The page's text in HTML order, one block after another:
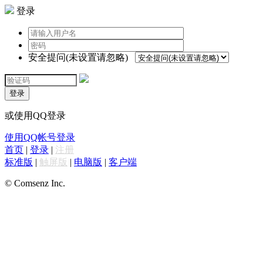
登录
安全提问(未设置请忽略)
登录
或使用QQ登录
使用QQ帐号登录
首页 | 登录 | 注册
标准版 | 触屏版 | 电脑版 | 客户端
© Comsenz Inc.